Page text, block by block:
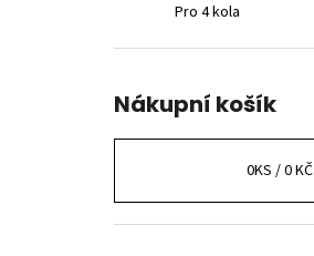
Pro 4 kola
Nákupní košík
0KS /0 KČ